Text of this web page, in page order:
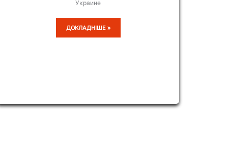
Украине
DRUMART
ДОКЛАДНІШЕ »